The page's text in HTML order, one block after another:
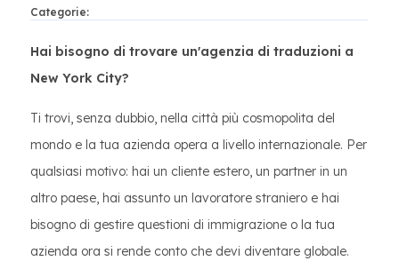
Categorie:
Hai bisogno di trovare un'agenzia di traduzioni a
New York City?
Ti trovi, senza dubbio, nella città più cosmopolita del
mondo e la tua azienda opera a livello internazionale. Per
qualsiasi motivo: hai un cliente estero, un partner in un
altro paese, hai assunto un lavoratore straniero e hai
bisogno di gestire questioni di immigrazione o la tua
azienda ora si rende conto che devi diventare globale.